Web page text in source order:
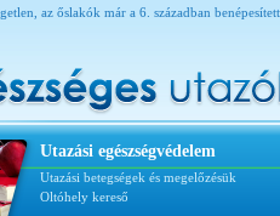
az őslakók már a 6. században
Utazási egészségvédelem
Utazási betegségek és megelőzésük
Oltóhely kereső